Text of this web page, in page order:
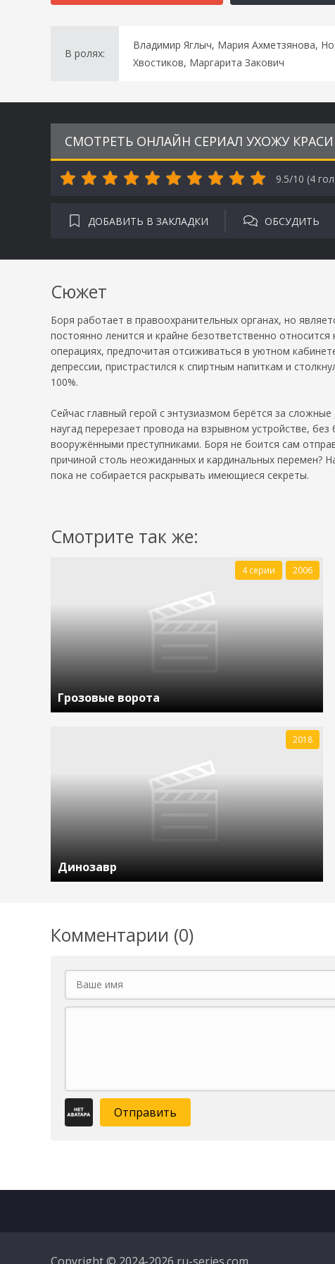
В ролях:
Владимир Яглыч, Мария Ахметзянова,
Хвостиков, Маргарита Закович
СМОТРЕТЬ ОНЛАЙН СЕРИАЛ УХОЖУ
9.5/10 (4
ДОБАВИТЬ В ЗАКЛАДКИ ОБСУДИТЬ
Сюжет
Боря работает в правоохранительных органах, но
постоянно ленится и крайне безответственно
операциях, предпочитая отсиживаться в уютном
депрессии, пристрастился к спиртным напиткам и
100%.
Сейчас главный герой с энтузиазмом берётся за
наугад перерезает провода на взрывном устройстве,
вооружёнными преступниками. Боря не боится сам
причиной столь неожиданных и кардинальных перемен?
пока не собирается раскрывать имеющиеся секреты.
Смотрите так же:
Грозовые ворота
4 серии 2006
Динозавр
2018
Комментарии (0)
Отправить